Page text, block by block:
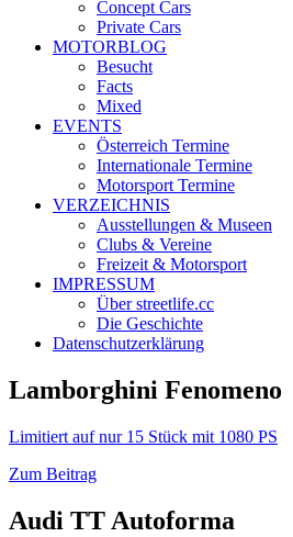
Concept Cars
Private Cars
MOTORBLOG
Besucht
Facts
Mixed
EVENTS
Österreich Termine
Internationale Termine
Motorsport Termine
VERZEICHNIS
Ausstellungen & Museen
Clubs & Vereine
Freizeit & Motorsport
IMPRESSUM
Über streetlife.cc
Die Geschichte
Datenschutzerklärung
Lamborghini Fenomeno
Limitiert auf nur 15 Stück mit 1080 PS
Zum Beitrag
Audi TT Autoforma